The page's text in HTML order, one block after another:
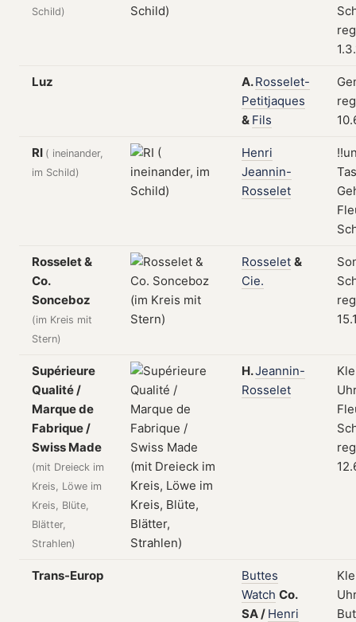
Schild)
Luz A.Rosselet-
Petitjaques
& Fils
RI ( ineinander,
im Schild)
Henri
Jeannin-
Rosselet
Rosselet &
Co.
Sonceboz
(im Kreis mit
Stern)
Rosselet &
Cie.
Supérieure
Qualité /
Marque de
Fabrique /
Swiss Made
(mit Dreieck im
Kreis, Löwe im
Kreis, Blüte,
Blätter,
Strahlen)
H.Jeannin-
Rosselet
Trans-Europ
Buttes
Watch Co.
SA/ Henri